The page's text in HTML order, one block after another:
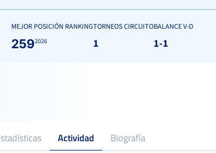
MEJOR POSICIÓN RANKING
2592026
TORNEOS CIRCUITO
1
BALANCE V-D
1-1
Actividad Biografía